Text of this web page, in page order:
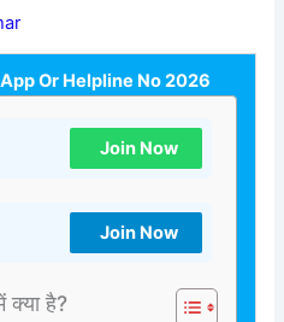
Or Helpline No 2026
Join Now
Join Now
क्या है?